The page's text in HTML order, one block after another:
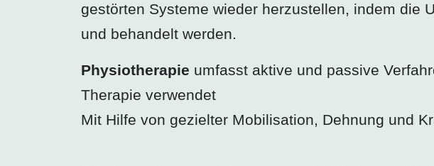
gestörten Systeme wieder herzustellen, indem die
und behandelt werden.
Physiotherapie umfasst aktive und passive
Therapie verwendet
Mit Hilfe von gezielter Mobilisation, Dehnung und